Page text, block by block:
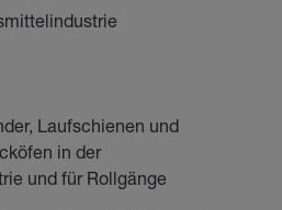
Laufschienen und
in der
und für Rollgänge